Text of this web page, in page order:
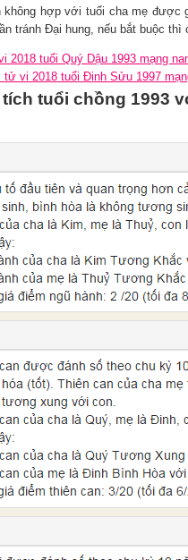
không hợp với tuổi cha mẹ được
tránh Đại hung, nếu bắt buộc thì
2018 tuổi Quý Dậu 1993 mạng
tử vi 2018 tuổi Đinh Sửu 1997
tích tuổi chồng 1993